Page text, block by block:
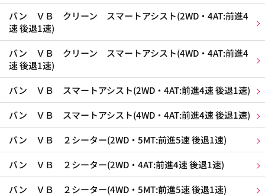
バン ＶＢ クリーン スマートアシスト(2WD・4AT:前進4
速 後退1速)
バン ＶＢ クリーン スマートアシスト(4WD・4AT:前進4
速 後退1速)
バン ＶＢ スマートアシスト(2WD・4AT:前進4速 後退1速)
バン ＶＢ スマートアシスト(4WD・4AT:前進4速 後退1速)
バン ＶＢ ２シーター(2WD・5MT:前進5速 後退1速)
バン ＶＢ ２シーター(2WD・4AT:前進4速 後退1速)
バン ＶＢ ２シーター(4WD・5MT:前進5速 後退1速)